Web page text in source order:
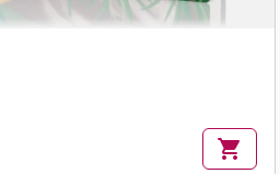
shopping_cart